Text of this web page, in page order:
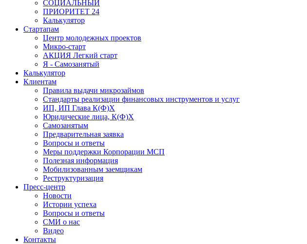
СОЦИАЛЬНЫЙ
ПРИОРИТЕТ 24
Калькулятор
Стартапам
Центр молодежных проектов
Микро-старт
АКЦИЯ Легкий старт
Я - Самозанятый
Калькулятор
Клиентам
Правила выдачи микрозаймов
Стандарты реализации финансовых инструментов и услуг
ИП, ИП Глава К(Ф)Х
Юридические лица, К(Ф)Х
Самозанятым
Предварительная заявка
Вопросы и ответы
Меры поддержки Корпорации МСП
Полезная информация
Мобилизованным заемщикам
Реструктуризация
Пресс-центр
Новости
Истории успеха
Вопросы и ответы
СМИ о нас
Видео
Контакты